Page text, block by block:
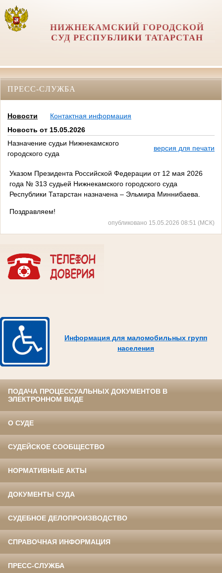
НИЖНЕКАМСКИЙ ГОРОДСКОЙ
СУД РЕСПУБЛИКИ ТАТАРСТАН
ПРЕСС-СЛУЖБА
Новости
Контактная информация
Новость от 15.05.2026
Назначение судьи Нижнекамского
городского суда
версия для печати
Указом Президента Российской Федерации от 12 мая 2026
года № 313 судьей Нижнекамского городского суда
Республики Татарстан назначена – Эльмира Миннибаева.
Поздравляем!
опубликовано 15.05.2026 08:51 (МСК)
Информация для маломобильных групп
населения
ПОДАЧА ПРОЦЕССУАЛЬНЫХ ДОКУМЕНТОВ В
ЭЛЕКТРОННОМ ВИДЕ
О СУДЕ
СУДЕЙСКОЕ СООБЩЕСТВО
НОРМАТИВНЫЕ АКТЫ
ДОКУМЕНТЫ СУДА
СУДЕБНОЕ ДЕЛОПРОИЗВОДСТВО
СПРАВОЧНАЯ ИНФОРМАЦИЯ
ПРЕСС-СЛУЖБА